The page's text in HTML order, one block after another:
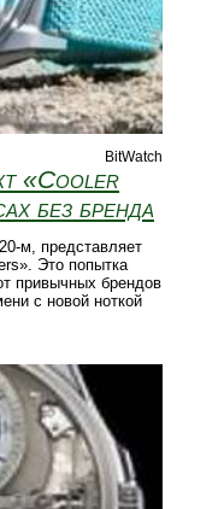
BitWatch
«Cooler
без бренда
представляет
Это попытка
привычных брендов
с новой ноткой